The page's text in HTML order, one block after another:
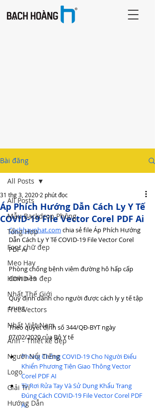
Bài đăng
All Posts
Mẫu Backdrop Phông
Tổng Hợp
Font chữ đẹp
Mẹo Hay
Hình nền đẹp
Nhất Thế Giới
Free Vectors
Nhất Việt Nam
Ảnh - Thiết kế đẹp
Người Nổi Tiếng
Logo
Giải Trí
Hướng Dẫn
All Posts
Áp Phích Hướng Dẫn Cách Ly Y Tế
COVID-19 File Vector Corel PDF Ai
31 thg 3, 2020 2 phút đọc
Cachhaynhat.com chia sẻ file Áp Phích Hướng
Dẫn Cách Ly Y Tế COVID-19 File Vector Corel
PDF Ai
Phòng chống bệnh viêm đường hô hấp cấp
COVID-19
Quy định dành cho người được cách ly y tế tập
trung
Theo quyết định số 344/QĐ-BYT ngày
07/02/2020 của Bộ Y tế
Phòng Chống COVID-19 Cho Người Điểu
Khiển Phương Tiện Giao Thông Vector
Corel PDF AI
Tờ Rơi Rửa Tay Và Sử Dụng Khẩu Trang
Đúng Cách COVID-19 File Vector Corel PDF
AI